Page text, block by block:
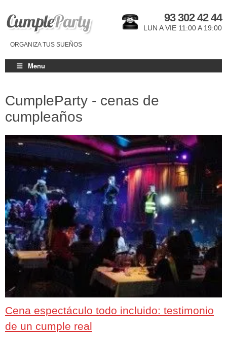
ORGANIZA TUS SUEÑOS
93 302 42 44
LUN A VIE 11:00 A 19:00
Menu
CumpleParty - cenas de
cumpleaños
Cena espectáculo todo incluido: testimonio
de un cumple real